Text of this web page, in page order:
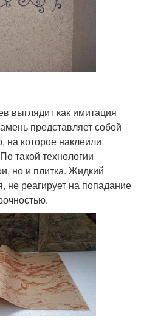
выглядит как имитация
представляет собой
на которое наклеили
такой технологии
но и плитка. Жидкий
не реагирует на попадание